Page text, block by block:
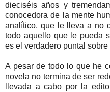
dieciséis años y
conocedora de la mente
analítico, que le lleva a no
todo aquello que le pueda
es el verdadero puntal
A pesar de todo lo que he
novela no termina de ser
llevada a cabo por la